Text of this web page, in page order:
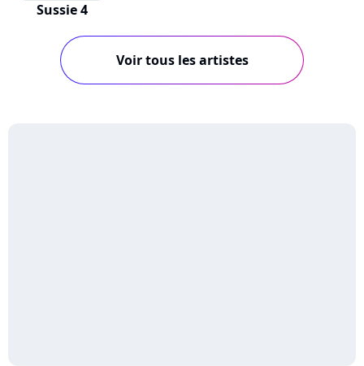
Sussie 4
Voir tous les artistes